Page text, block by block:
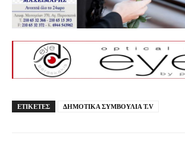
ΕΤΙΚΕΤΕΣ ΔΗΜΟΤΙΚΑ ΣΥΜΒΟΥΛΙΑ T.V